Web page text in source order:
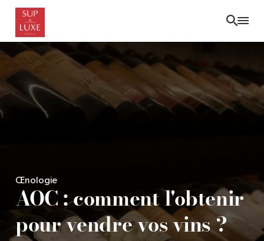
Skip
main
content
Œnologie
AOC : comment l'obtenir
pour vendre vos vins ?